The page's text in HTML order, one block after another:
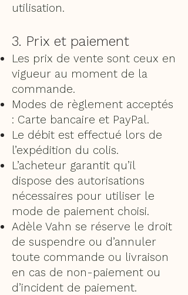
utilisation.
3. Prix et paiement
Les prix de vente sont ceux en
vigueur au moment de la
commande.
Modes de règlement acceptés
: Carte bancaire et PayPal.
Le débit est effectué lors de
l’expédition du colis.
L’acheteur garantit qu’il
dispose des autorisations
nécessaires pour utiliser le
mode de paiement choisi.
Adèle Vahn se réserve le droit
de suspendre ou d’annuler
toute commande ou livraison
en cas de non-paiement ou
d’incident de paiement.